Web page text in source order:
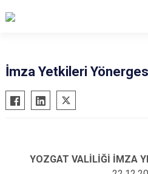
İmza Yetkileri
YOZGAT VALİLİĞİ İMZA